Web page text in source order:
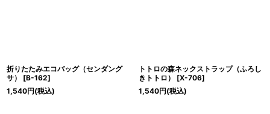
折りたたみエコバッグ（センダング
サ）
[B-162]
1,540円(税込)
トトロの森ネックストラップ（ふろし
きトトロ）
[X-706]
1,540円(税込)